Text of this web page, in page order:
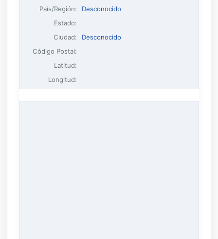
País/Región:
Desconocido
Estado:
Ciudad:
Desconocido
Código Postal:
Latitud:
Longitud: